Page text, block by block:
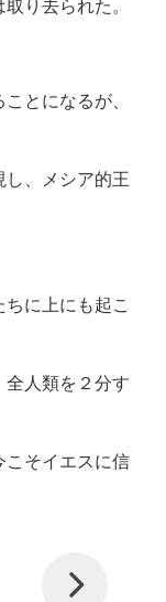
り去られた。
とになるが、
し、メシア的王
ちに上にも起こ
全人類を２分す
こそイエスに信